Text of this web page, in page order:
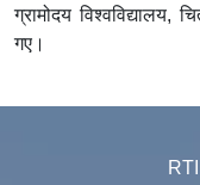
ग्रामोदय
गए।
RTI